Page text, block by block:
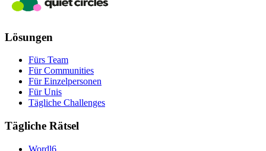
Lösungen
Fürs Team
Für Communities
Für Einzelpersonen
Für Unis
Tägliche Challenges
Tägliche Rätsel
Wordl6